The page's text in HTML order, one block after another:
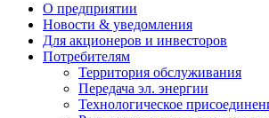
О предприятии
Новости & уведомления
Для акционеров и инвесторов
Потребителям
Территория обслуживания
Передача эл. энергии
Технологическое